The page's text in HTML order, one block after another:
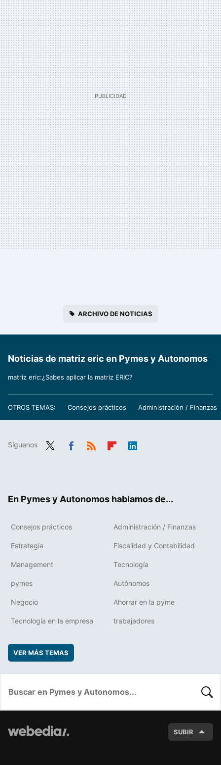
ARCHIVO DE NOTICIAS
Noticias de matriz eric en Pymes y Autonomos
matriz eric:¿Sabes aplicar la matriz ERIC?
OTROS TEMAS: Consejos prácticos Administración / Finanzas
Síguenos
En Pymes y Autonomos hablamos de...
Consejos prácticos Administración / Finanzas
Estrategia Fiscalidad y Contabilidad
Management Tecnología
pymes Autónomos
Negocio Ahorrar en la pyme
Tecnología en la empresa trabajadores
VER MÁS TEMAS
SUBIR